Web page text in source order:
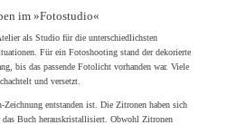
im »Fotostudio«
als Studio für die unterschiedlichsten
Für ein Fotoshooting stand der dekorierte
bis das passende Fotolicht vorhanden war. Viele
und versetzt.
entstanden ist. Die Zitronen haben sich
Buch herauskristallisiert. Obwohl Zitronen